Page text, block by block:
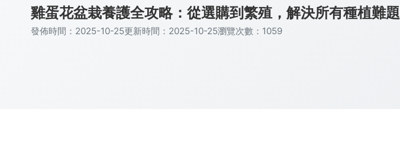
雞蛋花盆栽養護全攻略：從選購到繁殖，解決所有種植難題
發佈時間：2025-10-25更新時間：2025-10-25瀏覽次數：1059